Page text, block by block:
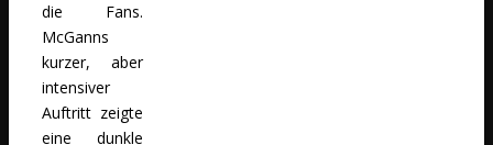
die Fans.
McGanns
kurzer, aber
intensiver
Auftritt zeigte
eine dunkle